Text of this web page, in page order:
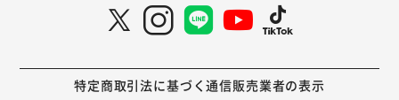
特定商取引法に基づく通信販売業者の表示